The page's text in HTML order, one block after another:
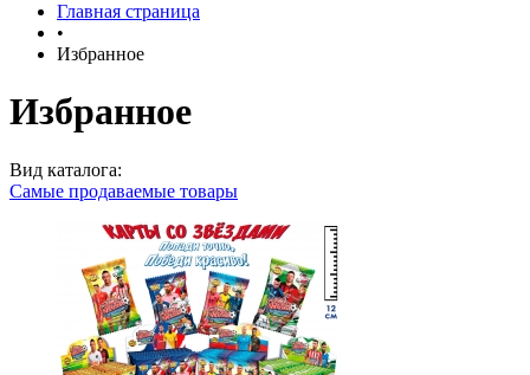
Главная страница
•
Избранное
Избранное
Вид каталога:
Самые продаваемые товары